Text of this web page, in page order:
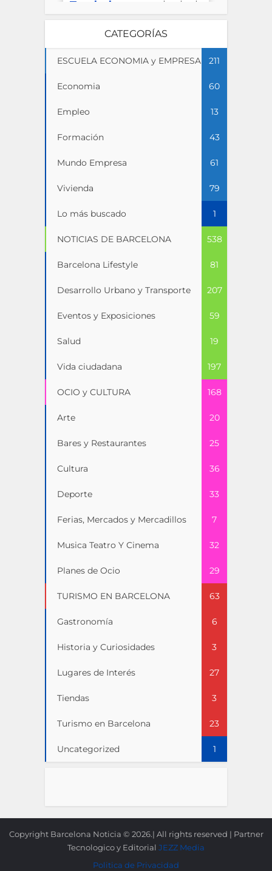
CATEGORÍAS
ESCUELA ECONOMIA y EMPRESA 211
Economia 60
Empleo 13
Formación 43
Mundo Empresa 61
Vivienda 79
Lo más buscado 1
NOTICIAS DE BARCELONA 538
Barcelona Lifestyle 81
Desarrollo Urbano y Transporte 207
Eventos y Exposiciones 59
Salud 19
Vida ciudadana 197
OCIO y CULTURA 168
Arte 20
Bares y Restaurantes 25
Cultura 36
Deporte 33
Ferias, Mercados y Mercadillos 7
Musica Teatro Y Cinema 32
Planes de Ocio 29
TURISMO EN BARCELONA 63
Gastronomía 6
Historia y Curiosidades 3
Lugares de Interés 27
Tiendas 3
Turismo en Barcelona 23
Uncategorized 1
Copyright Barcelona Noticia © 2026.| All rights reserved | Partner
Tecnologico y Editorial JEZZ Media
Politica de Privacidad